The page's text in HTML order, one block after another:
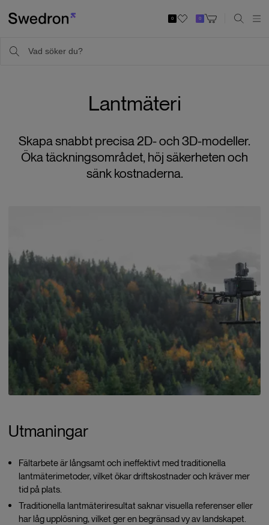
0 0
Lantmäteri
Skapa snabbt precisa 2D- och 3D-modeller.
Öka täckningsområdet, höj säkerheten och
sänk kostnaderna.
Utmaningar
Fältarbete är långsamt och ineffektivt med traditionella
lantmäterimetoder, vilket ökar driftskostnader och kräver mer
tid på plats.
Traditionella lantmäteriresultat saknar visuella referenser eller
har låg upplösning, vilket ger en begränsad vy av landskapet.